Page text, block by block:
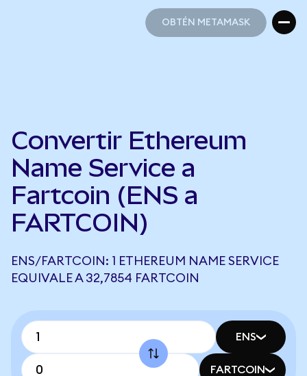
OBTÉN METAMASK
Convertir Ethereum
Name Service a
Fartcoin (ENS a
FARTCOIN)
ENS/FARTCOIN: 1 ETHEREUM NAME SERVICE
EQUIVALE A 32,7854 FARTCOIN
ENS
FARTCOIN